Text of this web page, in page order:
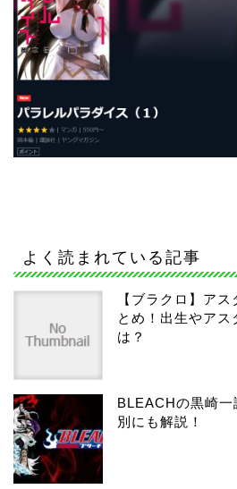
よく読まれている記事
【ブラクロ】ア
とめ！出生やアス
は？
BLEACHの黒崎一
別にも解説！